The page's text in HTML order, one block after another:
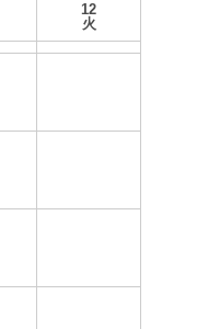
12
火